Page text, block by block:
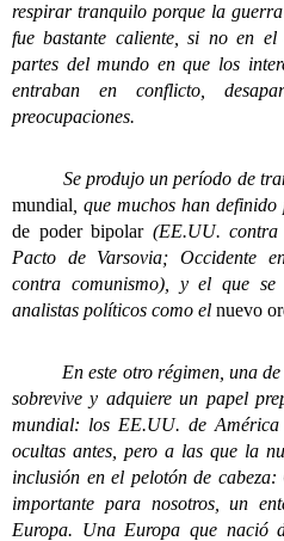
respirar tranquilo porque la
fue bastante caliente, si no en
partes del mundo en que los
entraban en conflicto,
preocupaciones.
Se produjo un período de
mundial , que muchos han
de poder bipolar (EE.UU.
Pacto de Varsovia; Occidente
contra comunismo), y el que
analistas políticos como el nuevo
En este otro régimen, una de
sobrevive y adquiere un papel
mundial: los EE.UU. de
ocultas antes, pero a las que la
inclusión en el pelotón de
importante para nosotros, un
Europa. Una Europa que nació